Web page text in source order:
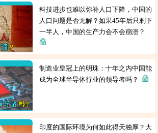
科技进步也难以弥补人口下降，中国的
人口问题是否无解？如果45年后只剩下
一半人，中国的生产力会不会崩溃？
制造业皇冠上的明珠：十年之内中国能
成为全球半导体行业的领导者吗？
印度的国际环境为何如此得天独厚？大